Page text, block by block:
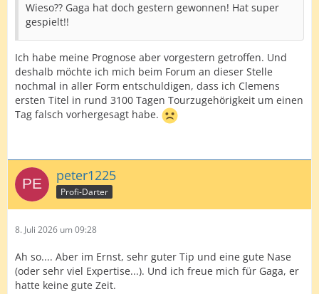
Wieso?? Gaga hat doch gestern gewonnen! Hat super
gespielt!!
Ich habe meine Prognose aber vorgestern getroffen. Und
deshalb möchte ich mich beim Forum an dieser Stelle
nochmal in aller Form entschuldigen, dass ich Clemens
ersten Titel in rund 3100 Tagen Tourzugehörigkeit um einen
Tag falsch vorhergesagt habe.
peter1225
Profi-Darter
8. Juli 2026 um 09:28
Ah so.... Aber im Ernst, sehr guter Tip und eine gute Nase
(oder sehr viel Expertise...). Und ich freue mich für Gaga, er
hatte keine gute Zeit.